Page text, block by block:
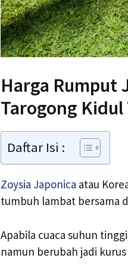
Harga Rumput
Tarogong
Daftar Isi :
Zoysia Japonica atau
tumbuh lambat bersama
Apabila cuaca suhun
namun berubah jadi